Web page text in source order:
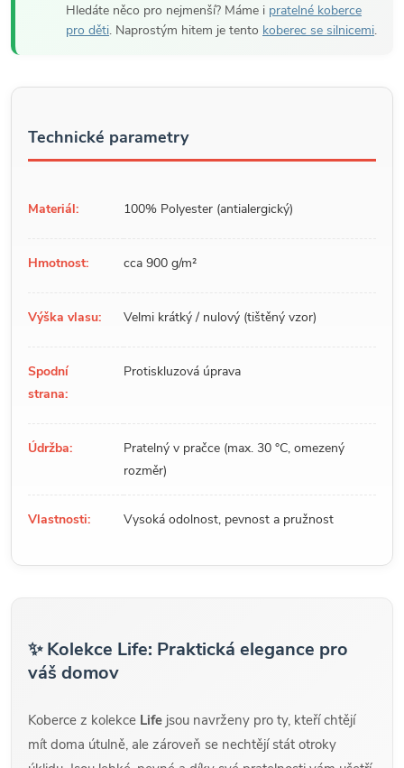
Hledáte něco pro nejmenší? Máme i pratelné koberce
pro děti. Naprostým hitem je tento koberec se silnicemi.
Technické parametry
Materiál: 100% Polyester (antialergický)
Hmotnost: cca 900 g/m²
Výška vlasu: Velmi krátký / nulový (tištěný vzor)
Spodní
strana:
Protiskluzová úprava
Údržba:
Pratelný v pračce (max. 30 °C, omezený
rozměr)
Vlastnosti: Vysoká odolnost, pevnost a pružnost
✨ Kolekce Life: Praktická elegance pro
váš domov
Koberce z kolekce Life jsou navrženy pro ty, kteří chtějí
mít doma útulně, ale zároveň se nechtějí stát otroky